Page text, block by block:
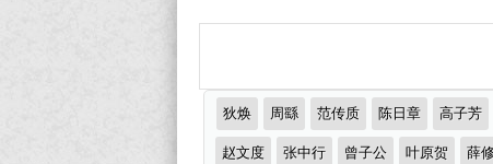
部
有
锦）-
名
诗
词
推
荐
作
狄焕 周繇 范传质 陈日章 高子芳
赵文度 张中行 曾子公 叶原贺 薛